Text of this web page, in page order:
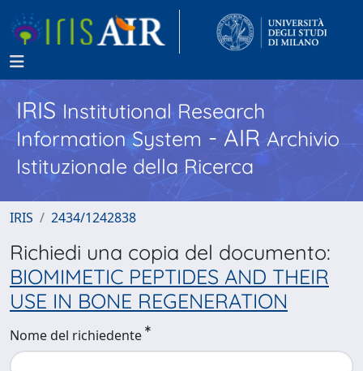
IRISInstitutional Research
Information System - AIR Archivio
Istituzionale della Ricerca
IRIS 2434/1242838
Richiedi una copia del documento:
BIOMIMETIC PEPTIDES AND THEIR
USE IN BONE REGENERATION
Nome del richiedente